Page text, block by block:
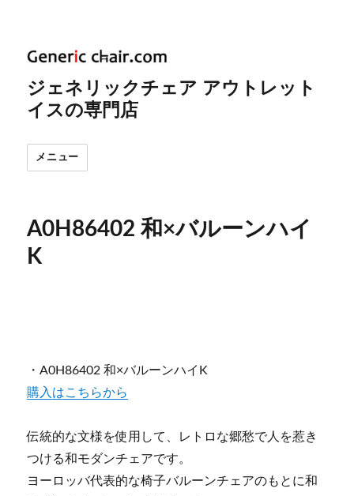
ジェネリックチェア アウトレット
イスの専門店
メニュー
A0H86402 和×バルーンハイ
K
・A0H86402 和×バルーンハイK
購入はこちらから
伝統的な文様を使用して、レトロな郷愁で人を惹き
つける和モダンチェアです。
ヨーロッバ代表的な椅子バルーンチェアのもとに和